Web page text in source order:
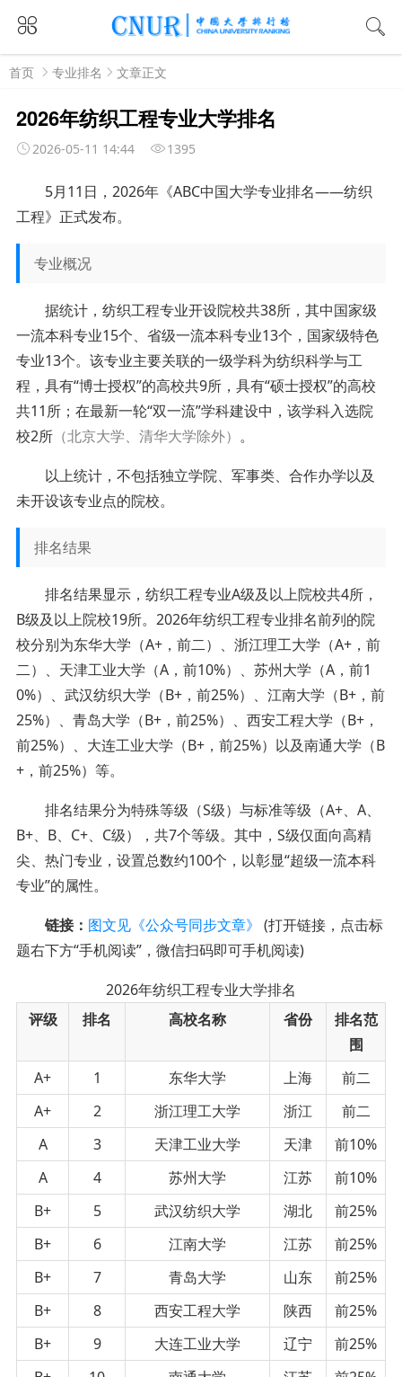
首页 专业排名 文章正文
2026年纺织工程专业大学排名
2026-05-11 14:44 1395
5月11日，2026年《ABC中国大学专业排名——纺织
工程》正式发布。
专业概况
据统计，纺织工程专业开设院校共38所，其中国家级
一流本科专业15个、省级一流本科专业13个，国家级特色
专业13个。该专业主要关联的一级学科为纺织科学与工
程，具有“博士授权”的高校共9所，具有“硕士授权”的高校
共11所；在最新一轮“双一流”学科建设中，该学科入选院
校2所（北京大学、清华大学除外） 。
以上统计，不包括独立学院、军事类、合作办学以及
未开设该专业点的院校。
排名结果
排名结果显示，纺织工程专业A级及以上院校共4所，
B级及以上院校19所。2026年纺织工程专业排名前列的院
校分别为东华大学（A+，前二）、浙江理工大学（A+，前
二）、天津工业大学（A，前10%）、苏州大学（A，前1
0%）、武汉纺织大学（B+，前25%）、江南大学（B+，前
25%）、青岛大学（B+，前25%）、西安工程大学（B+，
前25%）、大连工业大学（B+，前25%）以及南通大学（B
+，前25%）等。
排名结果分为特殊等级（S级）与标准等级（A+、A、
B+、B、C+、C级），共7个等级。其中，S级仅面向高精
尖、热门专业，设置总数约100个，以彰显“超级一流本科
专业”的属性。
链接： 图文见《公众号同步文章》 (打开链接，点击标
题右下方“手机阅读”，微信扫码即可手机阅读)
2026年纺织工程专业大学排名
评级
排名 高校名称 省份
排名范
围
A+
1 东华大学 上海
前二
A+
2 浙江理工大学 浙江
前二
A
3 天津工业大学 天津
前10%
A
4 苏州大学 江苏
前10%
B+
5 武汉纺织大学 湖北
前25%
B+
6 江南大学 江苏
前25%
B+
7 青岛大学 山东
前25%
B+
8 西安工程大学 陕西
前25%
B+
9 大连工业大学 辽宁
前25%